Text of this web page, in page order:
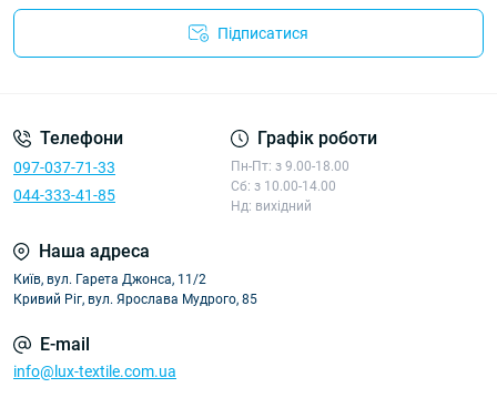
Підписатися
Телефони
097-037-71-33
044-333-41-85
Графік роботи
Пн-Пт: з 9.00-18.00
Сб: з 10.00-14.00
Нд: вихідний
Наша адреса
Київ, вул. Гарета Джонса, 11/2
Кривий Ріг, вул. Ярослава Мудрого, 85
E-mail
info@lux-textile.com.ua